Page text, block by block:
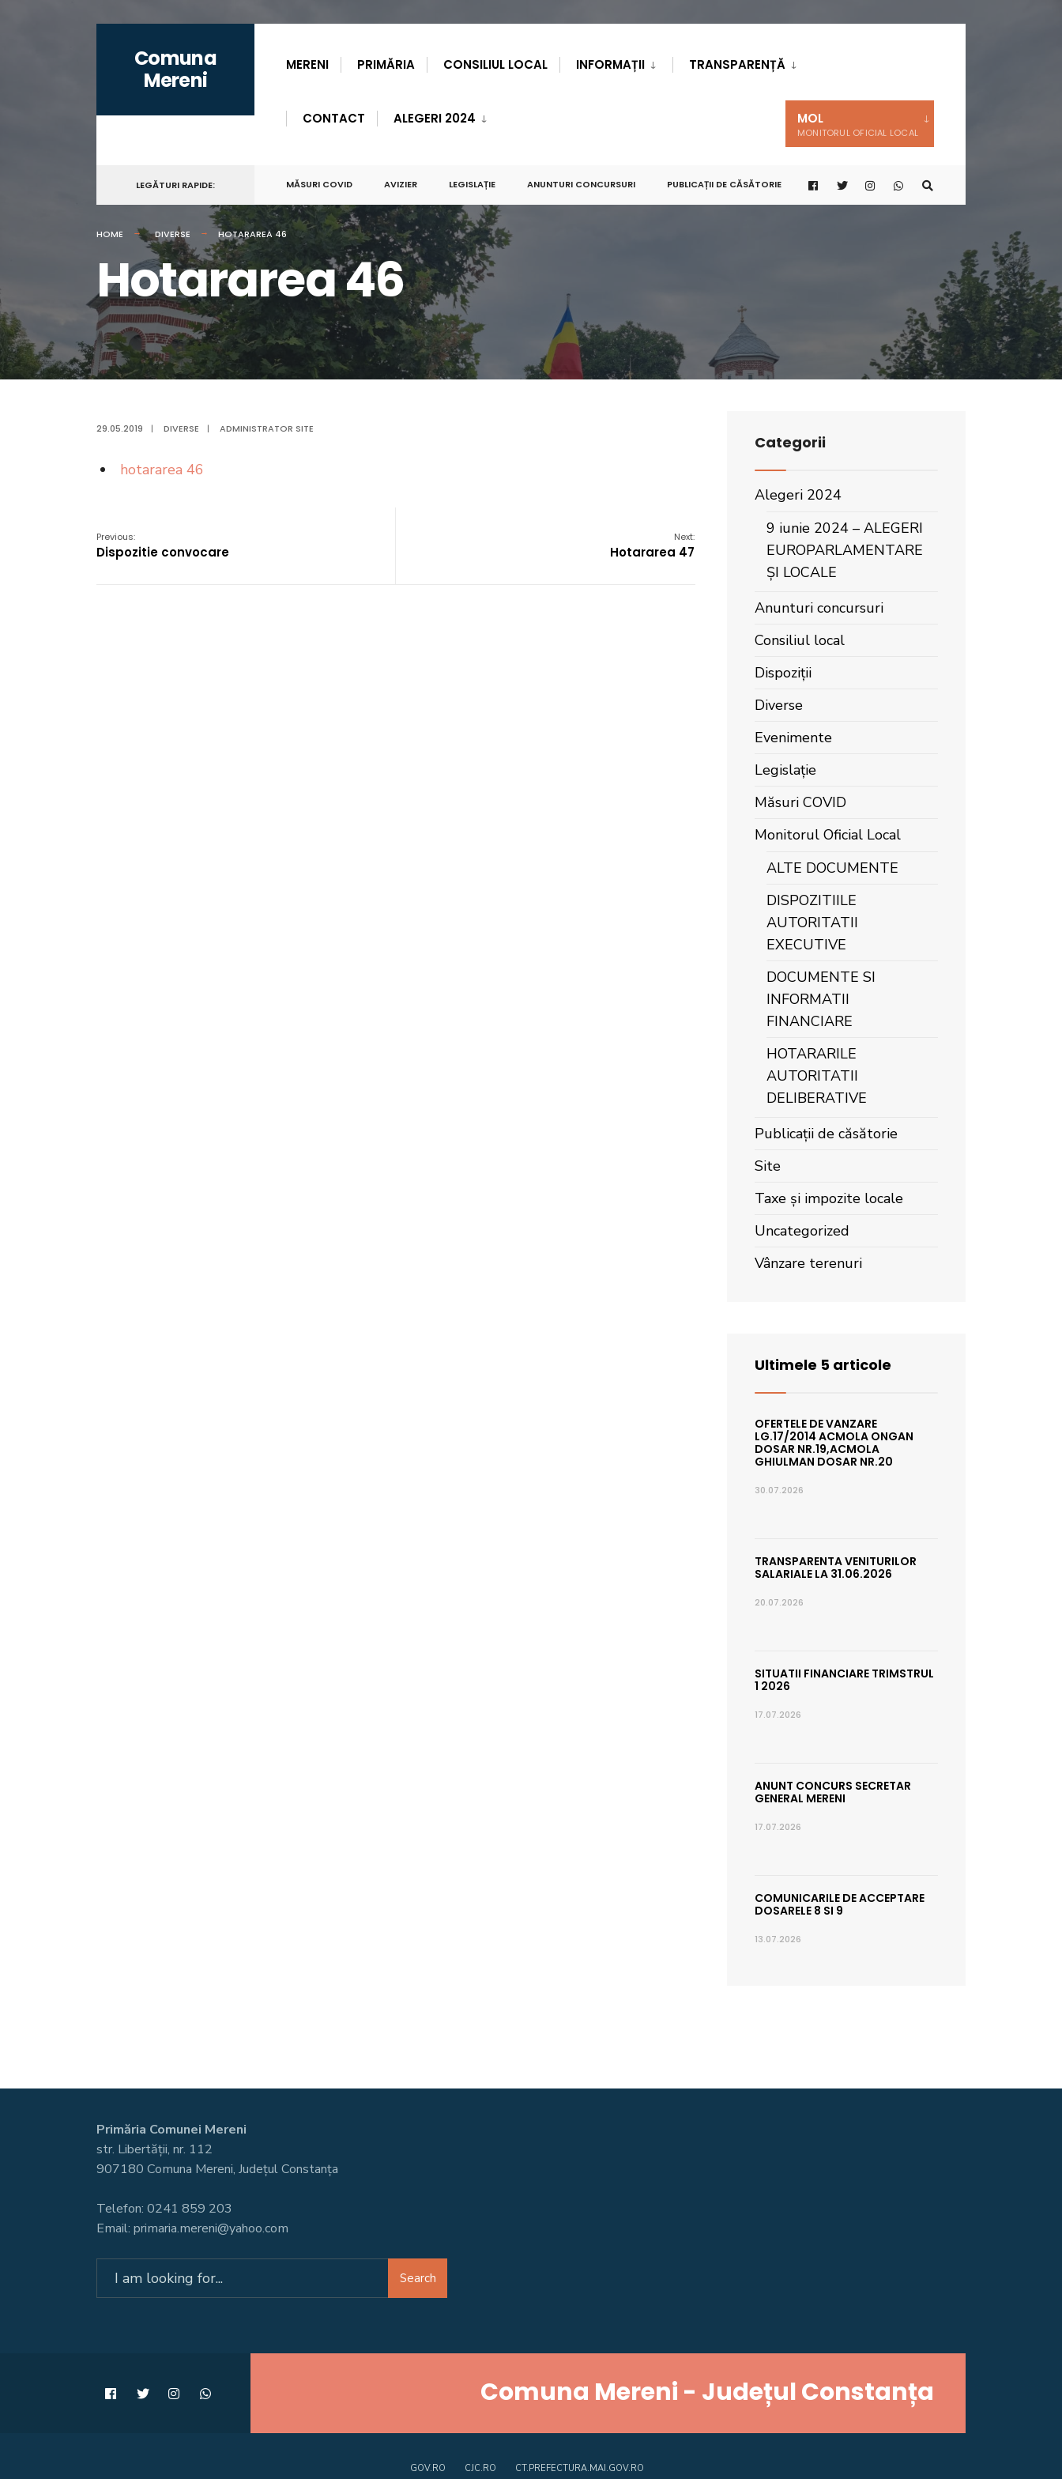
content
Comuna
Mereni
MERENI PRIMĂRIA CONSILIUL LOCAL INFORMAȚII TRANSPARENȚĂ
MOL
MONITORUL OFICIAL LOCAL
CONTACT ALEGERI 2024
LEGĂTURI RAPIDE: MĂSURI COVID AVIZIER LEGISLAȚIE ANUNTURI CONCURSURI PUBLICAȚII DE CĂSĂTORIE
HOME DIVERSE HOTARAREA 46
Hotararea 46
29.05.2019 | DIVERSE | ADMINISTRATOR SITE
hotararea 46
Previous:
Dispozitie convocare
Next:
Hotararea 47
Categorii
Alegeri 2024
9 iunie 2024 – ALEGERI
EUROPARLAMENTARE
ȘI LOCALE
Anunturi concursuri
Consiliul local
Dispoziții
Diverse
Evenimente
Legislație
Măsuri COVID
Monitorul Oficial Local
ALTE DOCUMENTE
DISPOZITIILE
AUTORITATII
EXECUTIVE
DOCUMENTE SI
INFORMATII
FINANCIARE
HOTARARILE
AUTORITATII
DELIBERATIVE
Publicații de căsătorie
Site
Taxe și impozite locale
Uncategorized
Vânzare terenuri
Ultimele 5 articole
OFERTELE DE VANZARE
LG.17/2014 ACMOLA ONGAN
DOSAR NR.19,ACMOLA
GHIULMAN DOSAR NR.20
30.07.2026
TRANSPARENTA VENITURILOR
SALARIALE LA 31.06.2026
20.07.2026
SITUATII FINANCIARE TRIMSTRUL
1 2026
17.07.2026
ANUNT CONCURS SECRETAR
GENERAL MERENI
17.07.2026
COMUNICARILE DE ACCEPTARE
DOSARELE 8 SI 9
13.07.2026
Primăria Comunei Mereni
str. Libertății, nr. 112
907180 Comuna Mereni, Județul Constanța
Telefon: 0241 859 203
Email: primaria.mereni@yahoo.com
Search
Comuna Mereni - Județul Constanța
GOV.RO CJC.RO CT.PREFECTURA.MAI.GOV.RO